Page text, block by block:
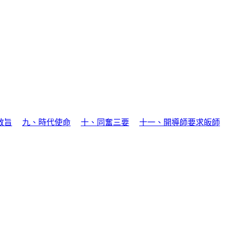
旨 九、時代使命 十、同奮三要 十一、開導師要求皈師